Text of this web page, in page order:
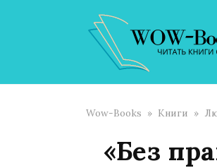
Wow-Books » Книги »
«Без